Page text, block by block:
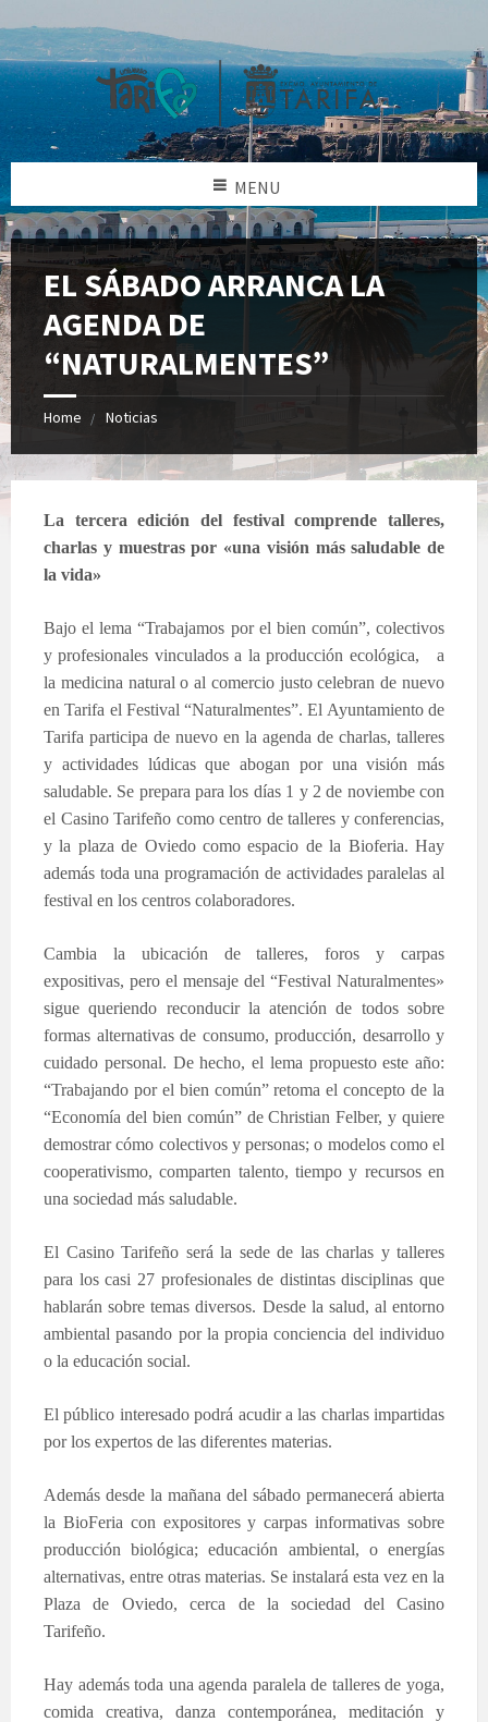
MENU
EL SÁBADO ARRANCA LA
AGENDA DE
“NATURALMENTES”
Home Noticias
La tercera edición del festival comprende talleres,
charlas y muestras por «una visión más saludable de
la vida»
Bajo el lema “Trabajamos por el bien común”, colectivos
y profesionales vinculados a la producción ecológica, a
la medicina natural o al comercio justo celebran de nuevo
en Tarifa el Festival “Naturalmentes”. El Ayuntamiento de
Tarifa participa de nuevo en la agenda de charlas, talleres
y actividades lúdicas que abogan por una visión más
saludable. Se prepara para los días 1 y 2 de noviembe con
el Casino Tarifeño como centro de talleres y conferencias,
y la plaza de Oviedo como espacio de la Bioferia. Hay
además toda una programación de actividades paralelas al
festival en los centros colaboradores.
Cambia la ubicación de talleres, foros y carpas
expositivas, pero el mensaje del “Festival Naturalmentes»
sigue queriendo reconducir la atención de todos sobre
formas alternativas de consumo, producción, desarrollo y
cuidado personal. De hecho, el lema propuesto este año:
“Trabajando por el bien común” retoma el concepto de la
“Economía del bien común” de Christian Felber, y quiere
demostrar cómo colectivos y personas; o modelos como el
cooperativismo, comparten talento, tiempo y recursos en
una sociedad más saludable.
El Casino Tarifeño será la sede de las charlas y talleres
para los casi 27 profesionales de distintas disciplinas que
hablarán sobre temas diversos. Desde la salud, al entorno
ambiental pasando por la propia conciencia del individuo
o la educación social.
El público interesado podrá acudir a las charlas impartidas
por los expertos de las diferentes materias.
Además desde la mañana del sábado permanecerá abierta
la BioFeria con expositores y carpas informativas sobre
producción biológica; educación ambiental, o energías
alternativas, entre otras materias. Se instalará esta vez en la
Plaza de Oviedo, cerca de la sociedad del Casino
Tarifeño.
Hay además toda una agenda paralela de talleres de yoga,
comida creativa, danza contemporánea, meditación y